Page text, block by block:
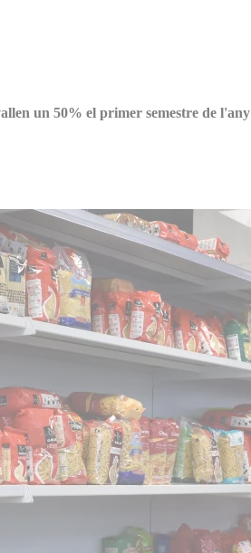
un 50% el primer semestre de l'any